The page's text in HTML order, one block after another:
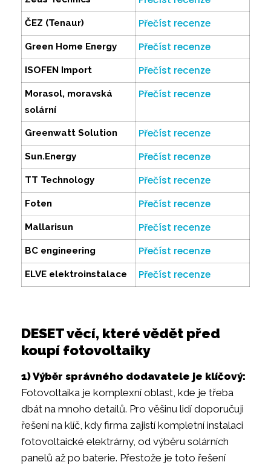
ČEZ (Tenaur) Přečíst recenze
Green Home Energy Přečíst recenze
ISOFEN Import Přečíst recenze
Morasol, moravská
solární
Přečíst recenze
Greenwatt Solution Přečíst recenze
Sun.Energy Přečíst recenze
TT Technology Přečíst recenze
Foten Přečíst recenze
Mallarisun Přečíst recenze
BC engineering Přečíst recenze
ELVE elektroinstalace Přečíst recenze
DESET věcí, které vědět před
koupí fotovoltaiky
1) Výběr správného dodavatele je klíčový:
Fotovoltaika je komplexní oblast, kde je třeba
dbát na mnoho detailů. Pro věšinu lidí doporučuji
řešení na klíč, kdy firma zajistí kompletní instalaci
fotovoltaické elektrárny, od výběru solárních
panelů až po baterie. Přestože je toto řešení